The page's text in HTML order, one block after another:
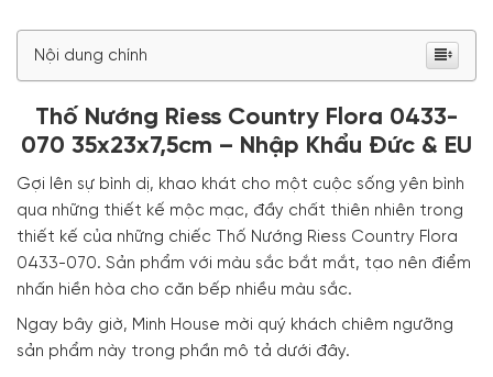
Nội dung chính
Thố Nướng Riess Country Flora 0433-
070 35x23x7,5cm – Nhập Khẩu Đức & EU
Gợi lên sự bình dị, khao khát cho một cuộc sống yên bình
qua những thiết kế mộc mạc, đầy chất thiên nhiên trong
thiết kế của những chiếc Thố Nướng Riess Country Flora
0433-070. Sản phẩm với màu sắc bắt mắt, tạo nên điểm
nhấn hiền hòa cho căn bếp nhiều màu sắc.
Ngay bây giờ, Minh House mời quý khách chiêm ngưỡng
sản phẩm này trong phần mô tả dưới đây.